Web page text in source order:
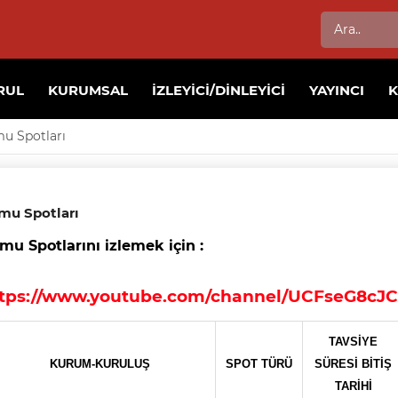
KURUMSAL İZLEYICI/DINLEYICI YAYINCI
Spotları
Spotları
Spotlarını
www.youtube.com/channel/
KURUM-KURULUŞ SPOT TÜRÜ
TAVSİYE
SÜRESİ BİTİŞ
TARİHİ